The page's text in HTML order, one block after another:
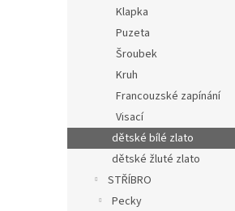
Klapka
Puzeta
Šroubek
Kruh
Francouzské zapínání
Visací
dětské bílé zlato
dětské žluté zlato
STŘÍBRO
Pecky